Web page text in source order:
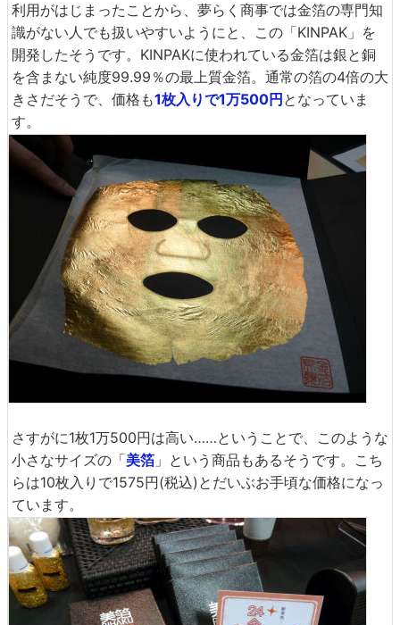
利用がはじまったことから、夢らく商事では金箔の専門知
識がない人でも扱いやすいようにと、この「KINPAK」を
開発したそうです。KINPAKに使われている金箔は銀と銅
を含まない純度99.99％の最上質金箔。通常の箔の4倍の大
きさだそうで、価格も1枚入りで1万500円 となっていま
す。
さすがに1枚1万500円は高い……ということで、このような
小さなサイズの「美箔 」という商品もあるそうです。こち
らは10枚入りで1575円(税込)とだいぶお手頃な価格になっ
ています。